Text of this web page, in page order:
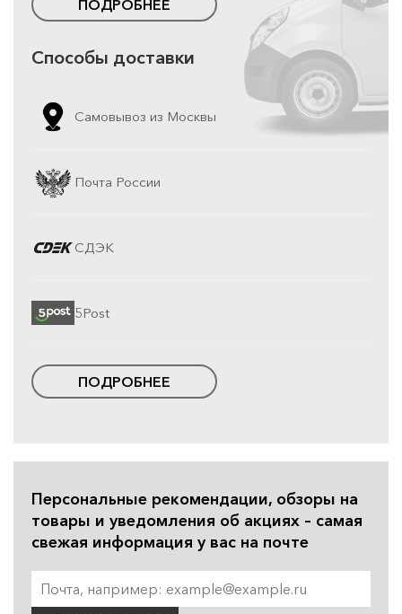
ПОДРОБНЕЕ
Способы доставки
Самовывоз из Москвы
Почта России
СДЭК
5Post
ПОДРОБНЕЕ
Персональные рекомендации, обзоры на
товары и уведомления об акциях – самая
свежая информация у вас на почте